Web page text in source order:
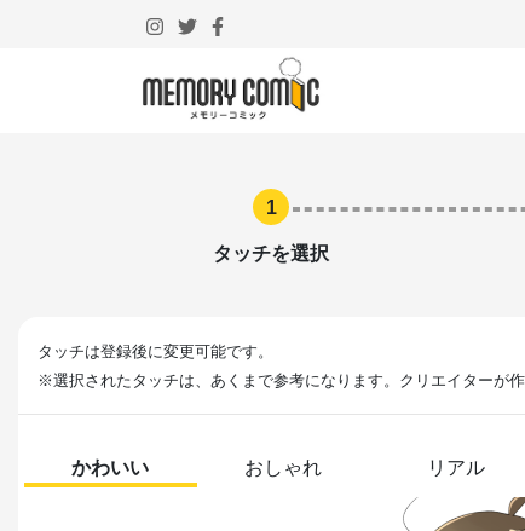
1
タッチを選択
タッチは登録後に変更可能です。
※選択されたタッチは、あくまで参考になります。クリエイターが
かわいい おしゃれ リアル